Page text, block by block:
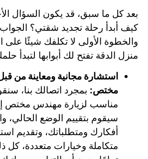
بعد كل ما سبق، قد يكون السؤال
كيف أبدأ رحلة تجديد شقتي؟
والخطوة الأولى لا تكلفك شيئًا على
منزل الدقة تفتح لك أبوابها لتبدأ
استشارة مجانية ومعاينة من
مختص: بمجرد اتصالك بنا،
مناسب لزيارة مهندس مختص
سيقوم بتقييم الوضع الحالي،
أفكارك ومتطلباتك، وتقديم
متكاملة وخيارات متعددة،